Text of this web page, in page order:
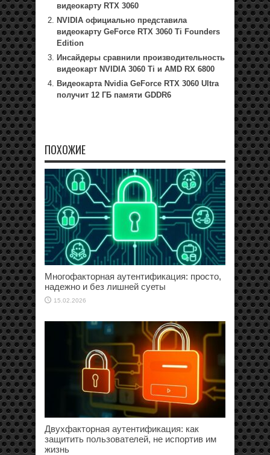
видеокарту RTX 3060
NVIDIA официально представила
видеокарту GeForce RTX 3060 Ti Founders
Edition
Инсайдеры сравнили производительность
видеокарт NVIDIA 3060 Ti и AMD RX 6800
Видеокарта Nvidia GeForce RTX 3060 Ultra
получит 12 ГБ памяти GDDR6
ПОХОЖИЕ
Многофакторная аутентификация: просто,
надежно и без лишней суеты
15.02.2026
Двухфакторная аутентификация: как
защитить пользователей, не испортив им
жизнь